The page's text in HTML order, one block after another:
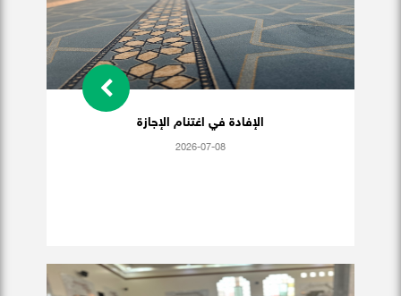
الإفادة في اغتنام الإجازة
2026-07-08